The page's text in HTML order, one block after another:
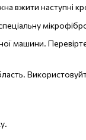
вжити наступні
машини.